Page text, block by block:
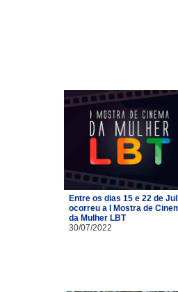
Entre os dias 15 e 22 de
ocorreu a I Mostra de
da Mulher LBT
30/07/2022